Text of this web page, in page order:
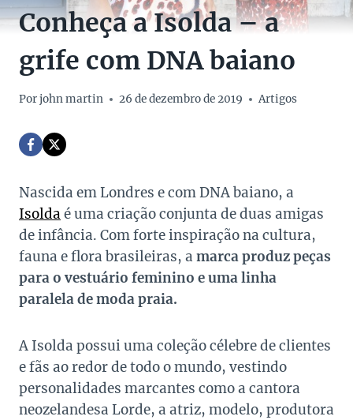
Conheça a Isolda – a
grife com DNA baiano
Porjohn martin 26 de dezembro de 2019 Artigos
Nascida em Londres e com DNA baiano, a
Isolda é uma criação conjunta de duas amigas
de infância. Com forte inspiração na cultura,
fauna e flora brasileiras, a marca produz peças
para o vestuário feminino e uma linha
paralela de moda praia.
A Isolda possui uma coleção célebre de clientes
e fãs ao redor de todo o mundo, vestindo
personalidades marcantes como a cantora
neozelandesa Lorde, a atriz, modelo, produtora